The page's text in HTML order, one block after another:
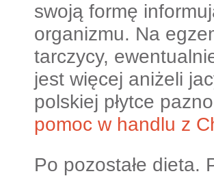
swoją formę
organizmu. Na
tarczycy,
jest więcej aniżeli
polskiej płytce
pomoc w handlu z
Po pozostałe dieta.